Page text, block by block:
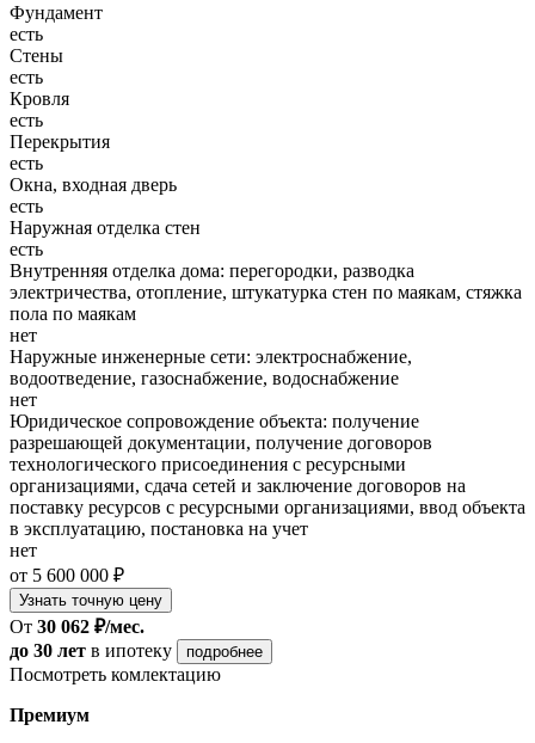
Фундамент
есть
Стены
есть
Кровля
есть
Перекрытия
есть
Окна, входная дверь
есть
Наружная отделка стен
есть
Внутренняя отделка дома: перегородки, разводка
электричества, отопление, штукатурка стен по маякам, стяжка
пола по маякам
нет
Наружные инженерные сети: электроснабжение,
водоотведение, газоснабжение, водоснабжение
нет
Юридическое сопровождение объекта: получение
разрешающей документации, получение договоров
технологического присоединения с ресурсными
организациями, сдача сетей и заключение договоров на
поставку ресурсов с ресурсными организациями, ввод объекта
в эксплуатацию, постановка на учет
нет
от 5 600 000 ₽
Узнать точную цену
От 30 062 ₽/мес.
до 30 лет в ипотеку подробнее
Посмотреть комлектацию
Премиум